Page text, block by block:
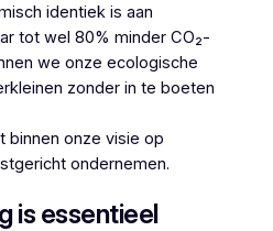
identiek is aan
tot wel 80% minder CO₂-
we onze ecologische
zonder in te boeten
binnen onze visie op
ondernemen.
is essentieel